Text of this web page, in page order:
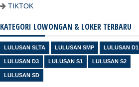
TIKTOK
KATEGORI LOWONGAN & LOKER TERBARU
LULUSAN SLTA LULUSAN SMP LULUSAN D1
LULUSAN D3 LULUSAN S1 LULUSAN S2
LULUSAN SD